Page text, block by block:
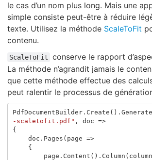
le cas d’un nom plus long. Mais une
simple consiste peut-être à réduire
texte. Utilisez la méthode ScaleToFit
contenu.
ScaleToFit
conserve le rapport
La méthode n’agrandit jamais le
que cette méthode effectue des
peut ralentir le processus de
PdfDocumentBuilder. Create (). Generate
-scaletofit.pdf" , doc =>
{
doc . Pages ( page =>
{
page . Content (). Column ( column